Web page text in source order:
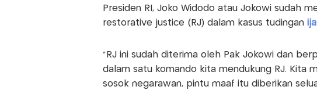
Presiden RI, Joko Widodo atau Jokowi sudah
restorative justice (RJ) dalam kasus tudingan
"RJ ini sudah diterima oleh Pak Jokowi dan
dalam satu komando kita mendukung RJ. Kita
sosok negarawan, pintu maaf itu diberikan